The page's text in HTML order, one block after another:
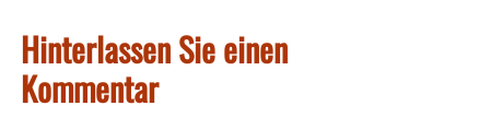
Hinterlassen Sie einen
Kommentar